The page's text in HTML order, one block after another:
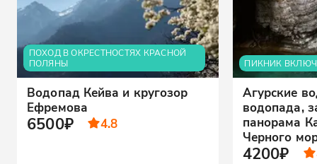
ПОХОД В ОКРЕСТНОСТЯХ КРАСНОЙ
ПОЛЯНЫ
Водопад Кейва и кругозор
Ефремова
6500₽ 4.8
ПИКНИК
Агурские
водопада,
панорама
Черного
4200₽